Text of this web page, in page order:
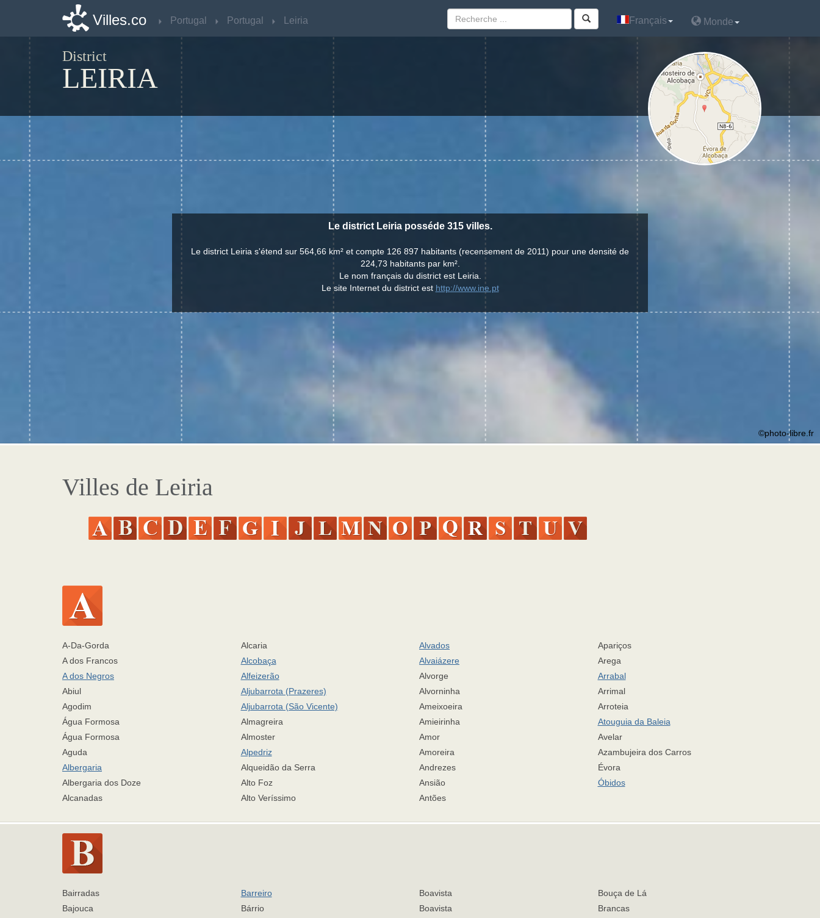
Villes.co Portugal Portugal Leiria Français Monde
District
LEIRIA
Le district Leiria posséde 315 villes.
Le district Leiria s'étend sur 564,66 km² et compte 126 897 habitants (recensement de 2011) pour une densité de
224,73 habitants par km².
Le nom français du district est Leiria.
Le site Internet du district est http://www.ine.pt
©photo-libre.fr
Villes de Leiria
A-Da-Gorda
A dos Francos
A dos Negros
Abiul
Agodim
Água Formosa
Água Formosa
Aguda
Albergaria
Albergaria dos Doze
Alcanadas
Alcaria
Alcobaça
Alfeizerão
Aljubarrota (Prazeres)
Aljubarrota (São Vicente)
Almagreira
Almoster
Alpedriz
Alqueidão da Serra
Alto Foz
Alto Veríssimo
Alvados
Alvaiázere
Alvorge
Alvorninha
Ameixoeira
Amieirinha
Amor
Amoreira
Andrezes
Ansião
Antões
Apariços
Arega
Arrabal
Arrimal
Arroteia
Atouguia da Baleia
Avelar
Azambujeira dos Carros
Évora
Óbidos
Bairradas
Bajouca
Barreiro
Bárrio
Boavista
Boavista
Bouça de Lá
Brancas
Villes.co Portugal Portugal Leiria Français Monde